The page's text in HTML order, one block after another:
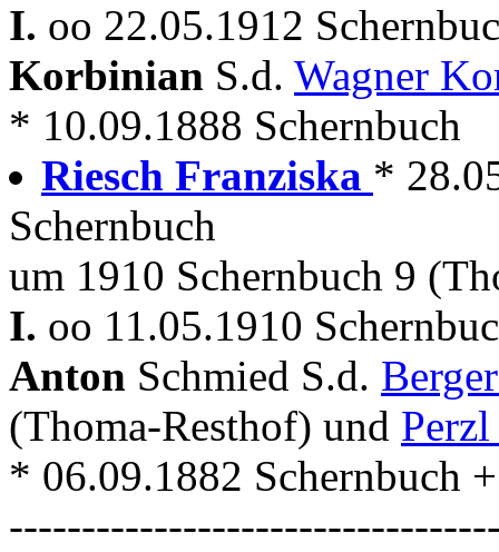
I. oo 22.05.1912
Korbinian S.d. Wagner
* 10.09.1888 Schernbuch
Riesch Franziska *
Schernbuch
um 1910 Schernbuch 9
I. oo 11.05.1910
Anton Schmied S.d.
(Thoma-Resthof) und
* 06.09.1882 Schernbuch